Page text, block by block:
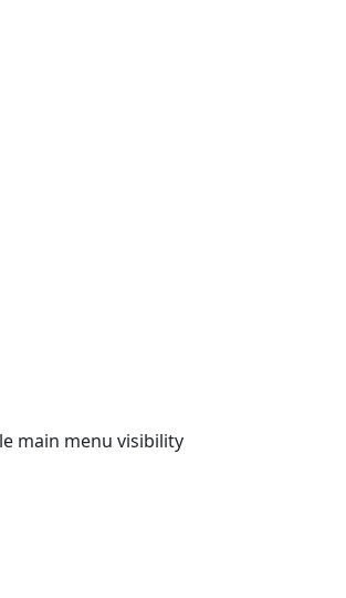
main menu visibility